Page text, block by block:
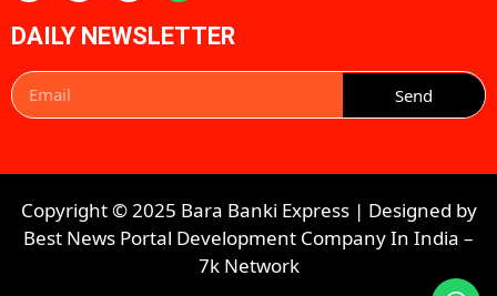
DAILY NEWSLETTER
Send
Copyright © 2025 Bara Banki Express | Designed by
Best News Portal Development Company In India –
7k Network​​